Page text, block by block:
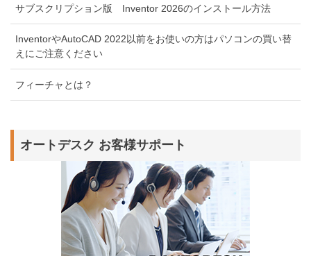
サブスクリプション版 Inventor 2026のインストール方法
InventorやAutoCAD 2022以前をお使いの方はパソコンの買い替
えにご注意ください
フィーチャとは？
オートデスク お客様サポート